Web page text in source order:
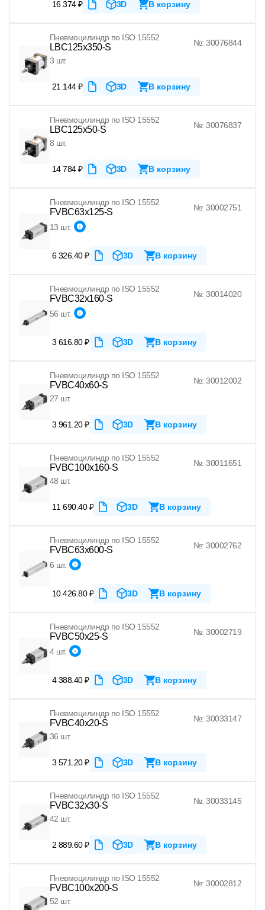
16 374 ₽ 3D В корзину
Пневмоцилиндр по ISO 15552
LBC125x350-S
№: 30076844
3 шт.
21 144 ₽ 3D В корзину
Пневмоцилиндр по ISO 15552
LBC125x50-S
№: 30076837
8 шт.
14 784 ₽ 3D В корзину
Пневмоцилиндр по ISO 15552
FVBC63x125-S №: 30002751
13 шт.
6 326.40 ₽ 3D В корзину
Пневмоцилиндр по ISO 15552
FVBC32x160-S №: 30014020
56 шт.
3 616.80 ₽ 3D В корзину
Пневмоцилиндр по ISO 15552
FVBC40x60-S
№: 30012002
27 шт.
3 961.20 ₽ 3D В корзину
Пневмоцилиндр по ISO 15552
FVBC100x160-S
№: 30011651
48 шт.
11 690.40 ₽ 3D В корзину
Пневмоцилиндр по ISO 15552
FVBC63x600-S №: 30002762
6 шт.
10 426.80 ₽ 3D В корзину
Пневмоцилиндр по ISO 15552
FVBC50x25-S №: 30002719
4 шт.
4 388.40 ₽ 3D В корзину
Пневмоцилиндр по ISO 15552
FVBC40x20-S
№: 30033147
36 шт.
3 571.20 ₽ 3D В корзину
Пневмоцилиндр по ISO 15552
FVBC32x30-S
№: 30033145
42 шт.
2 889.60 ₽ 3D В корзину
Пневмоцилиндр по ISO 15552
FVBC100x200-S
№: 30002812
52 шт.